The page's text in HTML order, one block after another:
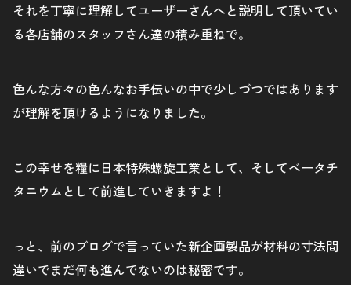
それを丁寧に理解してユーザーさんへと説明して頂いてい
る各店舗のスタッフさん達の積み重ねで。
色んな方々の色んなお手伝いの中で少しづつではあります
が理解を頂けるようになりました。
この幸せを糧に日本特殊螺旋工業として、そしてベータチ
タニウムとして前進していきますよ！
っと、前のブログで言っていた新企画製品が材料の寸法間
違いでまだ何も進んでないのは秘密です。